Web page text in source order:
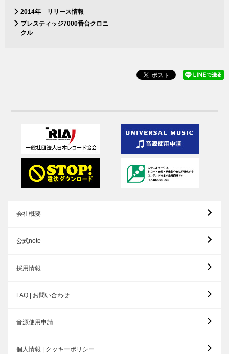
2014年 リリース情報
プレスティッジ7000番台クロニ
クル
会社概要
公式note
採用情報
FAQ | お問い合わせ
音源使用申請
個人情報 | クッキーポリシー